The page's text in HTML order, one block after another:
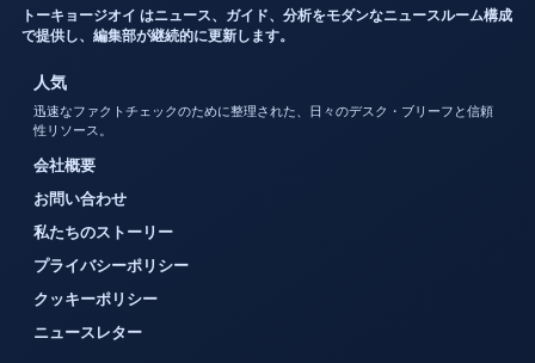
トーキョージオイ はニュース、ガイド、分析をモダンなニュースルーム構成
で提供し、編集部が継続的に更新します。
人気
迅速なファクトチェックのために整理された、日々のデスク・ブリーフと信頼
性リソース。
会社概要
お問い合わせ
私たちのストーリー
プライバシーポリシー
クッキーポリシー
ニュースレター